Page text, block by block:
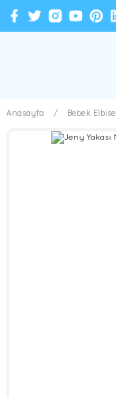
Anasayfa Bebek Elbise